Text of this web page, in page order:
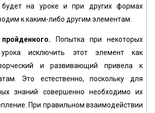
будет на уроке и при других формах
к каким-либо другим элементам.
Попытка при некоторых
урока исключить этот элемент как
и развивающий привела к
Это естественно, поскольку для
знаний совершенно необходимо их
При правильном взаимодействии